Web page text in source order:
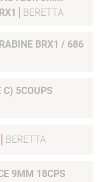
BERETTA
BRX1 / 686
C) 5COUPS
BERETTA
9MM 18CPS